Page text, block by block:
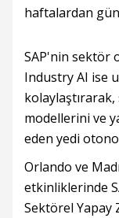
haftalardan
SAP'nin sektör
Industry AI ise
kolaylaştırarak,
modellerini ve
eden yedi
Orlando ve
etkinliklerinde
Sektörel Yapay